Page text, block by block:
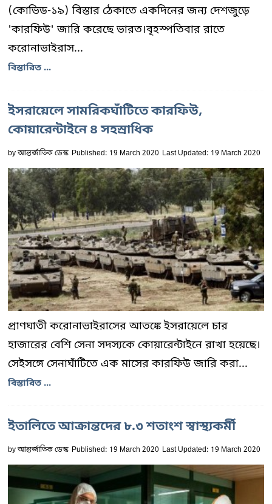
(কোভিড-১৯) বিস্তার ঠেকাতে একদিনের জন্য দেশজুড়ে
'কারফিউ' জারি করেছে ভারত।বৃহস্পতিবার রাতে
করোনাভাইরাস...
বিস্তারিত ...
ইসরায়েলে সামরিকঘাঁটিতে কারফিউ,
কোয়ারেন্টাইনে ৪ সহস্রাধিক
byআন্তর্জাতিক ডেস্ক Published: 19 March 2020 Last Updated: 19 March 2020
প্রাণঘাতী করোনাভাইরাসের আতঙ্কে ইসরায়েলে চার
হাজারের বেশি সেনা সদস্যকে কোয়ারেন্টাইনে রাখা হয়েছে।
সেইসঙ্গে সেনাঘাঁটিতে এক মাসের কারফিউ জারি করা...
বিস্তারিত ...
ইতালিতে আক্রান্তদের ৮.৩ শতাংশ স্বাস্থ্যকর্মী
byআন্তর্জাতিক ডেস্ক Published: 19 March 2020 Last Updated: 19 March 2020